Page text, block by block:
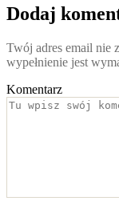
Dodaj
Twój adres email nie
wypełnienie jest
Komentarz